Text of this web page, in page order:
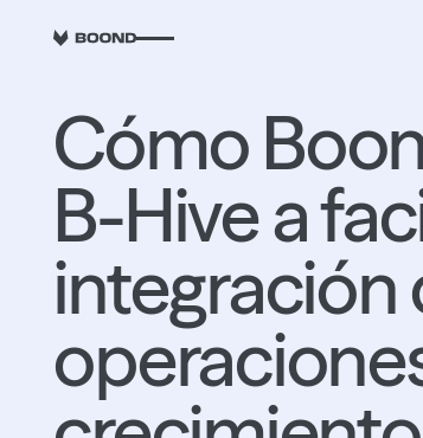
RETOUR
Cómo
B-Hive a
integración